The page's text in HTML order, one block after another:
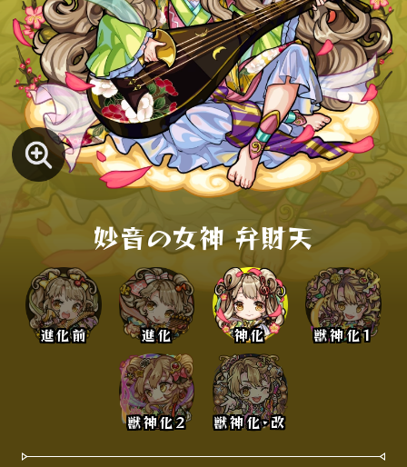
妙音の女神 弁財天
進化前 進化 神化 獣神化1
獣神化2 獣神化･改